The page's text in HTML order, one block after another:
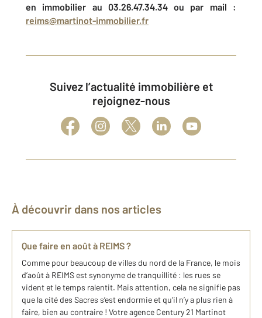
en immobilier au 03.26.47.34.34 ou par mail :
reims@martinot-immobilier.fr
Suivez l’actualité immobilière et
rejoignez-nous
À découvrir dans nos articles
Que faire en août à REIMS ?
Comme pour beaucoup de villes du nord de la France, le mois
d’août à REIMS est synonyme de tranquillité : les rues se
vident et le temps ralentit. Mais attention, cela ne signifie pas
que la cité des Sacres s’est endormie et qu’il n’y a plus rien à
faire, bien au contraire ! Votre agence Century 21 Martinot